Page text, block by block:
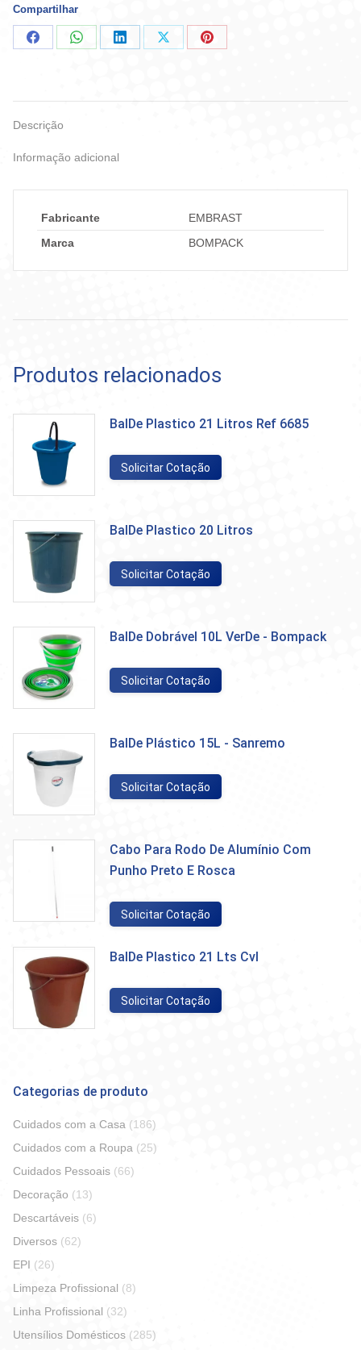
Compartilhar
CompartilharCompartilharCompartilharCompartilharCompartilhar
Descrição
Informação adicional
Fabricante
EMBRAST
Marca
BOMPACK
Produtos relacionados
BalDe Plastico 21 Litros Ref 6685
Solicitar Cotação
BalDe Plastico 20 Litros
Solicitar Cotação
BalDe Dobrável 10L VerDe - Bompack
Solicitar Cotação
BalDe Plástico 15L - Sanremo
Solicitar Cotação
Cabo Para Rodo De Alumínio Com
Punho Preto E Rosca
Solicitar Cotação
BalDe Plastico 21 Lts Cvl
Solicitar Cotação
Categorias de produto
Cuidados com a Casa (186)
Cuidados com a Roupa (25)
Cuidados Pessoais (66)
Decoração (13)
Descartáveis (6)
Diversos (62)
EPI (26)
Limpeza Profissional (8)
Linha Profissional (32)
Utensílios Domésticos (285)